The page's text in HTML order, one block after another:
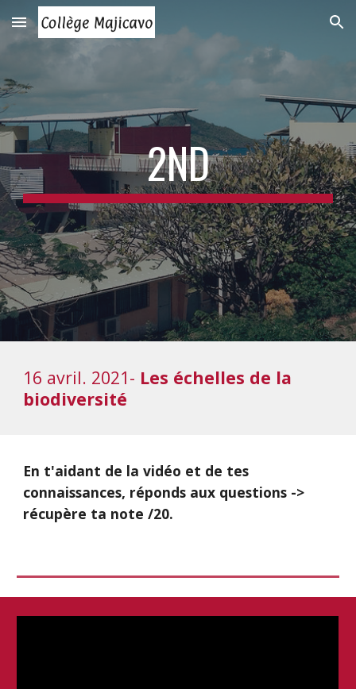
Skip to main content Skip to navigation
2ND
16 avril. 2021- Les échelles de la
biodiversité
En t'aidant de la vidéo et de tes
connaissances, réponds aux questions ->
récupère ta note /20.